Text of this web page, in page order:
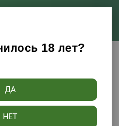
18 лет?
ДА
НЕТ по: